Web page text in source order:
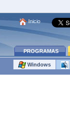
Inicio
PROGRAMAS
Windows